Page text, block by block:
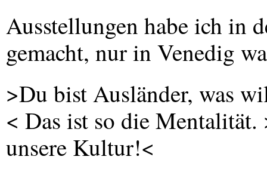
Ausstellungen habe ich in
gemacht, nur in Venedig
>Du bist Ausländer, was
< Das ist so die Mentalität.
unsere Kultur!<